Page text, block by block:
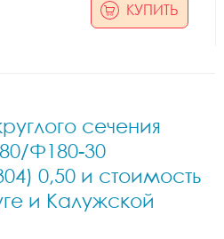
КУПИТЬ
сечения
Ф180-30
0,50 и стоимость
и Калужской